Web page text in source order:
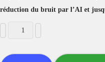
réduction du bruit par l’AI et